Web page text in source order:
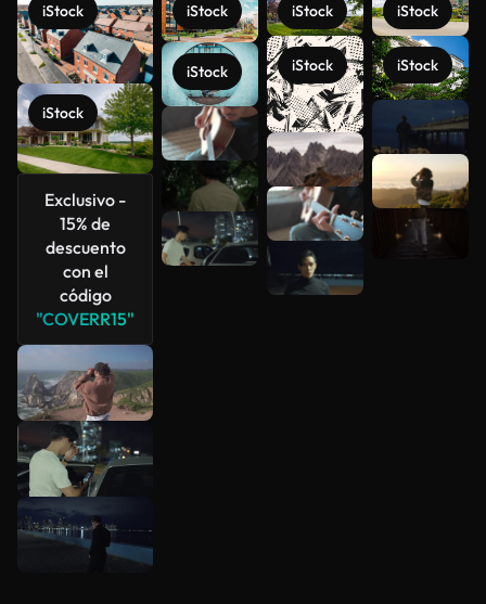
iStock
iStock
Exclusivo -
15% de
descuento
con el
código
"COVERR15"
iStock
iStock
iStock
iStock
iStock
iStock
Ver más